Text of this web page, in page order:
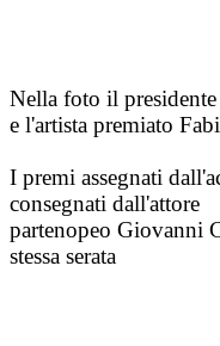
Nella foto il presidente
e l'artista premiato
I premi assegnati
consegnati dall'attore
partenopeo Giovanni
stessa serata